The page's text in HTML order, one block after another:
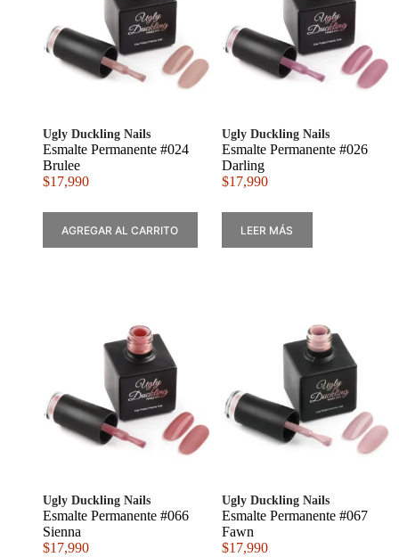
Ugly Duckling Nails
Esmalte Permanente #024
Brulee
$17,990
AGREGAR AL CARRITO
Ugly Duckling Nails
Esmalte Permanente #026
Darling
$17,990
LEER MÁS
Ugly Duckling Nails
Esmalte Permanente #066
Sienna
$17,990
Ugly Duckling Nails
Esmalte Permanente #067
Fawn
$17,990